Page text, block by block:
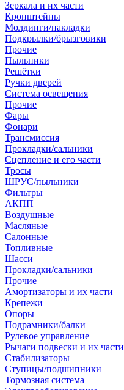
Зеркала и их части
Кронштейны
Молдинги/накладки
Подкрылки/брызговики
Прочие
Пыльники
Решётки
Ручки дверей
Система освещения
Прочие
Фары
Фонари
Трансмиссия
Прокладки/сальники
Сцепление и его части
Тросы
ШРУС/пыльники
Фильтры
АКПП
Воздушные
Масляные
Салонные
Топливные
Шасси
Прокладки/сальники
Прочие
Амортизаторы и их части
Крепежи
Опоры
Подрамники/балки
Рулевое управление
Рычаги подвески и их части
Стабилизаторы
Ступицы/подшипники
Тормозная система